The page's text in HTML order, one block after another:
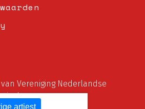
artiest
Vereniging Nederlandse